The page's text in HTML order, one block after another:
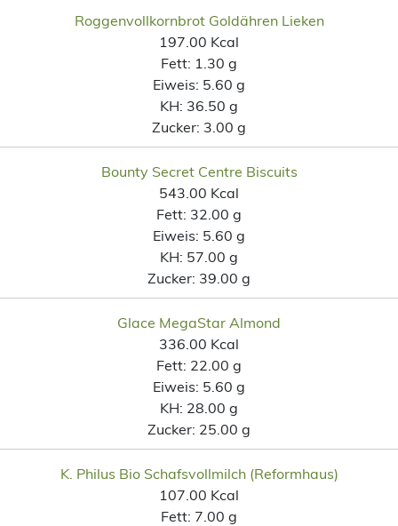
Roggenvollkornbrot Goldähren Lieken
197.00 Kcal
Fett: 1.30 g
Eiweis: 5.60 g
KH: 36.50 g
Zucker: 3.00 g
Bounty Secret Centre Biscuits
543.00 Kcal
Fett: 32.00 g
Eiweis: 5.60 g
KH: 57.00 g
Zucker: 39.00 g
Glace MegaStar Almond
336.00 Kcal
Fett: 22.00 g
Eiweis: 5.60 g
KH: 28.00 g
Zucker: 25.00 g
K. Philus Bio Schafsvollmilch (Reformhaus)
107.00 Kcal
Fett: 7.00 g